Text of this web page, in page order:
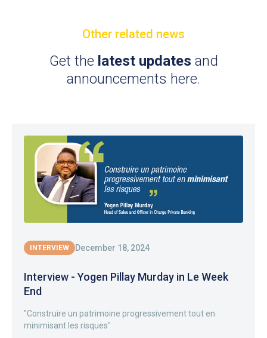
Other related news
Get the latest updates and
announcements here.
INTERVIEW December 18, 2024
Interview - Yogen Pillay Murday in Le Week
End
"Construire un patrimoine progressivement tout en
minimisant les risques"